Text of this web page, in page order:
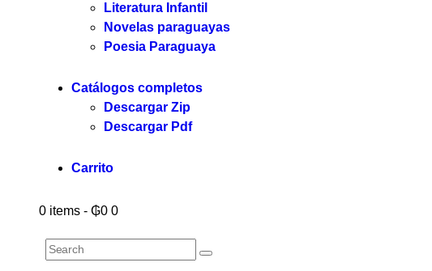
Literatura Infantil
Novelas paraguayas
Poesia Paraguaya
Catálogos completos
Descargar Zip
Descargar Pdf
Carrito
0 items - ₲0 0